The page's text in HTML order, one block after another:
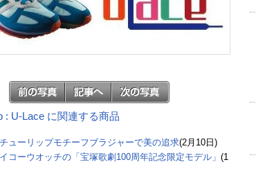
: U-Lace に関連する商品
ューリップモチーフブラジャーで美の追求(2月10日)
コーウオッチの「宝塚歌劇100周年記念限定モデル」 (1